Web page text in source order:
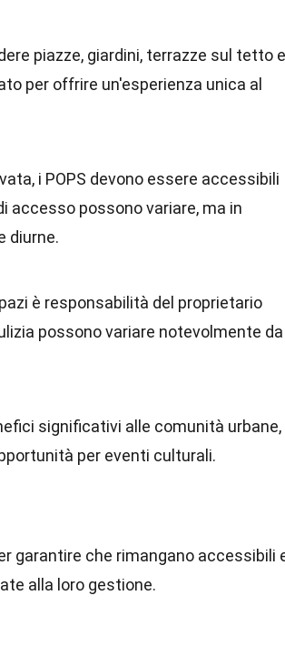
piazze, giardini, terrazze sul tetto e
per offrire un'esperienza unica al
i POPS devono essere accessibili
accesso possono variare, ma in
diurne.
è responsabilità del proprietario
possono variare notevolmente da
significativi alle comunità urbane,
per eventi culturali.
garantire che rimangano accessibili
alla loro gestione.